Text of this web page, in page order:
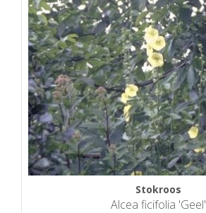
Stokroos
Alcea ficifolia 'Geel'